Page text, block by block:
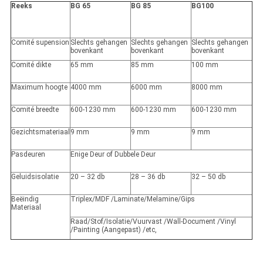
Reeks BG 65 BG 85 BG100
Comité supension Slechts gehangen
bovenkant
Slechts gehangen
bovenkant
Slechts gehangen
bovenkant
Comité dikte
65 mm 85 mm 100 mm
Maximum hoogte 4000 mm 6000 mm 8000 mm
Comité breedte 600-1230 mm 600-1230 mm 600-1230 mm
Gezichtsmateriaal 9 mm 9 mm 9 mm
Pasdeuren Enige Deur of Dubbele Deur
Geluidsisolatie 20 – 32 db 28 – 36 db 32 – 50 db
Beëindig
Materiaal
Triplex/MDF /Laminate/Melamine/Gips
Raad/Stof/Isolatie/Vuurvast /Wall-Document /Vinyl
/Painting (Aangepast) /etc,